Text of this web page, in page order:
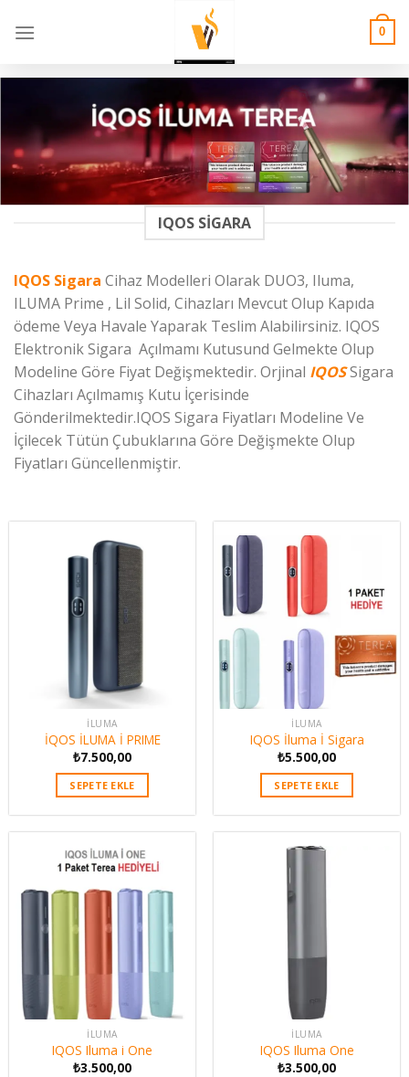
0
IQOS SIGARA
IQOS Sigara Cihaz Modelleri Olarak DUO3, Iluma,
ILUMA Prime , Lil Solid, Cihazları Mevcut Olup Kapıda
ödeme Veya Havale Yaparak Teslim Alabilirsiniz. IQOS
Elektronik Sigara Açılmamı Kutusund Gelmekte Olup
Modeline Göre Fiyat Değişmektedir. Orjinal IQOSSigara
Cihazları Açılmamış Kutu İçerisinde
Gönderilmektedir.IQOS Sigara Fiyatları Modeline Ve
İçilecek Tütün Çubuklarına Göre Değişmekte Olup
Fiyatları Güncellenmiştir.
İLUMA
İQOS İLUMA İ PRIME
₺7.500,00
SEPETE EKLE
İLUMA
IQOS İluma İ Sigara
₺5.500,00
SEPETE EKLE
İLUMA
IQOS Iluma i One
₺3.500,00
İLUMA
IQOS Iluma One
₺3.500,00